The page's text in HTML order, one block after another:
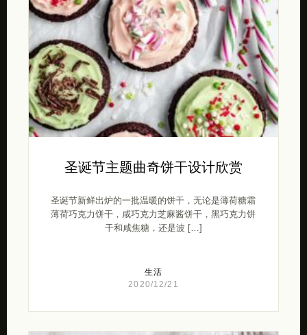
圣诞节主题曲奇饼干设计欣赏
圣诞节新鲜出炉的一批温暖的饼干，无论是薄荷糖霜
薄荷巧克力饼干，咸巧克力芝麻酱饼干，黑巧克力饼
干和咸焦糖，还是波 […]
生活
2020/12/21